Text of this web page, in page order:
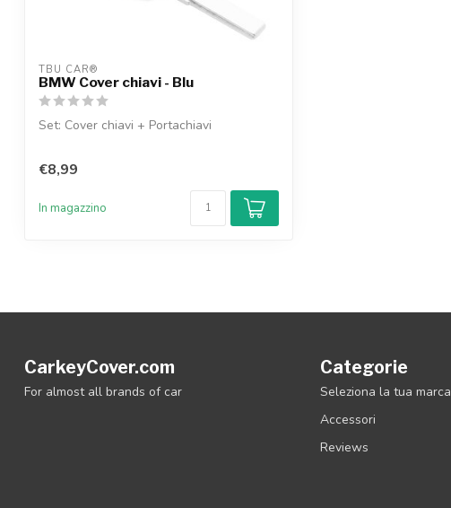
TBU CAR®
BMW Cover chiavi - Blu
Set: Cover chiavi + Portachiavi
€8,99
In magazzino
CarkeyCover.com
For almost all brands of car
Categorie
Seleziona la tua marca
Accessori
Reviews